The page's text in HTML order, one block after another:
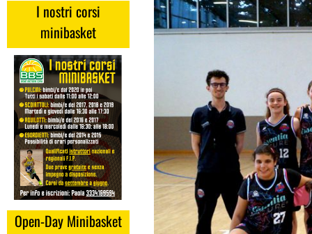
I nostri corsi
minibasket
Open-Day Minibasket